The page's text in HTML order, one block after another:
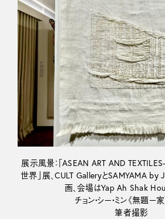
展示風景：「ASEAN ART AND
世界」展、CULT GalleryとSAMYAMA
画、会場はYap Ah Shak
チョン・シー・ミン《無題ー
筆者撮影